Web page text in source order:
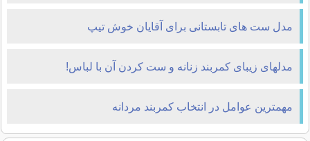
مدل ست های تابستانی برای آقایان خوش تیپ
مدلهای زیبای کمربند زنانه و ست کردن آن با لباس!
مهمترین عوامل در انتخاب کمربند مردانه